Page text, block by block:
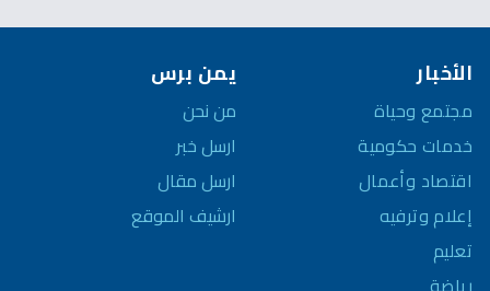
الأخبار
مجتمع وحياة
خدمات حكومية
اقتصاد وأعمال
إعلام وترفيه
تعليم
يمن برس
من نحن
ارسل خبر
ارسل مقال
ارشيف الموقع